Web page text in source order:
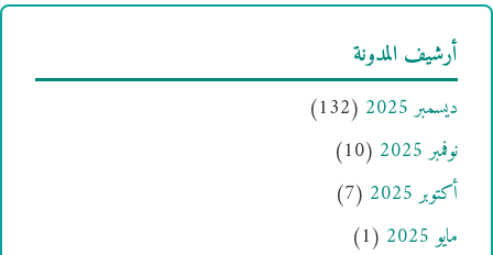
أرشيف المدونة
ديسمبر 2025
(132)
نوفمبر 2025
(10)
أكتوبر 2025
(7)
مايو 2025
(1)